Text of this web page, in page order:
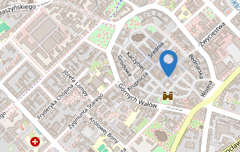
Uzdrowiska